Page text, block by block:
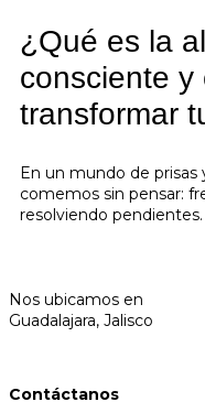
¿Qué es la
consciente y
transformar
En un mundo de
comemos sin pensar:
resolviendo
Nos ubicamos en
Guadalajara, Jalisco
Contáctanos